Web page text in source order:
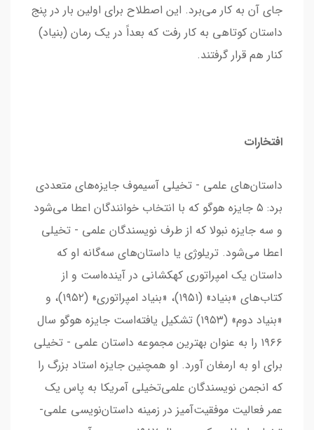
جای آن به کار می‌برد. این اصطلاح برای اولین بار در پنج
داستان کوتاهی به کار رفت که بعداً در یک رمان (بنیاد)
کنار هم قرار گرفتند.
افتخارات
داستان‌های علمی - تخیلی آسیموف جایزه‌های متعددی
برد: ۵ جایزه هوگو که با انتخاب خوانندگان اعطا می‌شود
و سه جایزه نبولا که از طرف نویسندگان علمی - تخیلی
اعطا می‌شود. تریلوژی یا داستان‌های سه‌گانه او که
داستان یک امپراتوری کهکشانی در آینده‌است و از
کتاب‌های «بنیاد» (۱۹۵۱)، «بنیاد امپراتوری» (۱۹۵۲)، و
«بنیاد دوم» (۱۹۵۳) تشکیل یافته‌است جایزه هوگو سال
۱۹۶۶ را به عنوان بهترین مجموعه داستان علمی - تخیلی
برای او به ارمغان آورد. او همچنین جایزه استاد بزرگ را
که انجمن نویسندگان علمی‌تخیلی آمریکا به پاس یک
عمر فعالیت موفقیت‌آمیز در زمینه داستان‌نویسی علمی-